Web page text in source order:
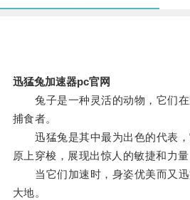
迅猛兔加速器pc官网
兔子是一种灵活的动物，它们在
捕食者。
迅猛兔是其中最为出色的代表，
原上穿梭，展现出惊人的敏捷和力量
当它们加速时，身姿优美而又迅
大地。